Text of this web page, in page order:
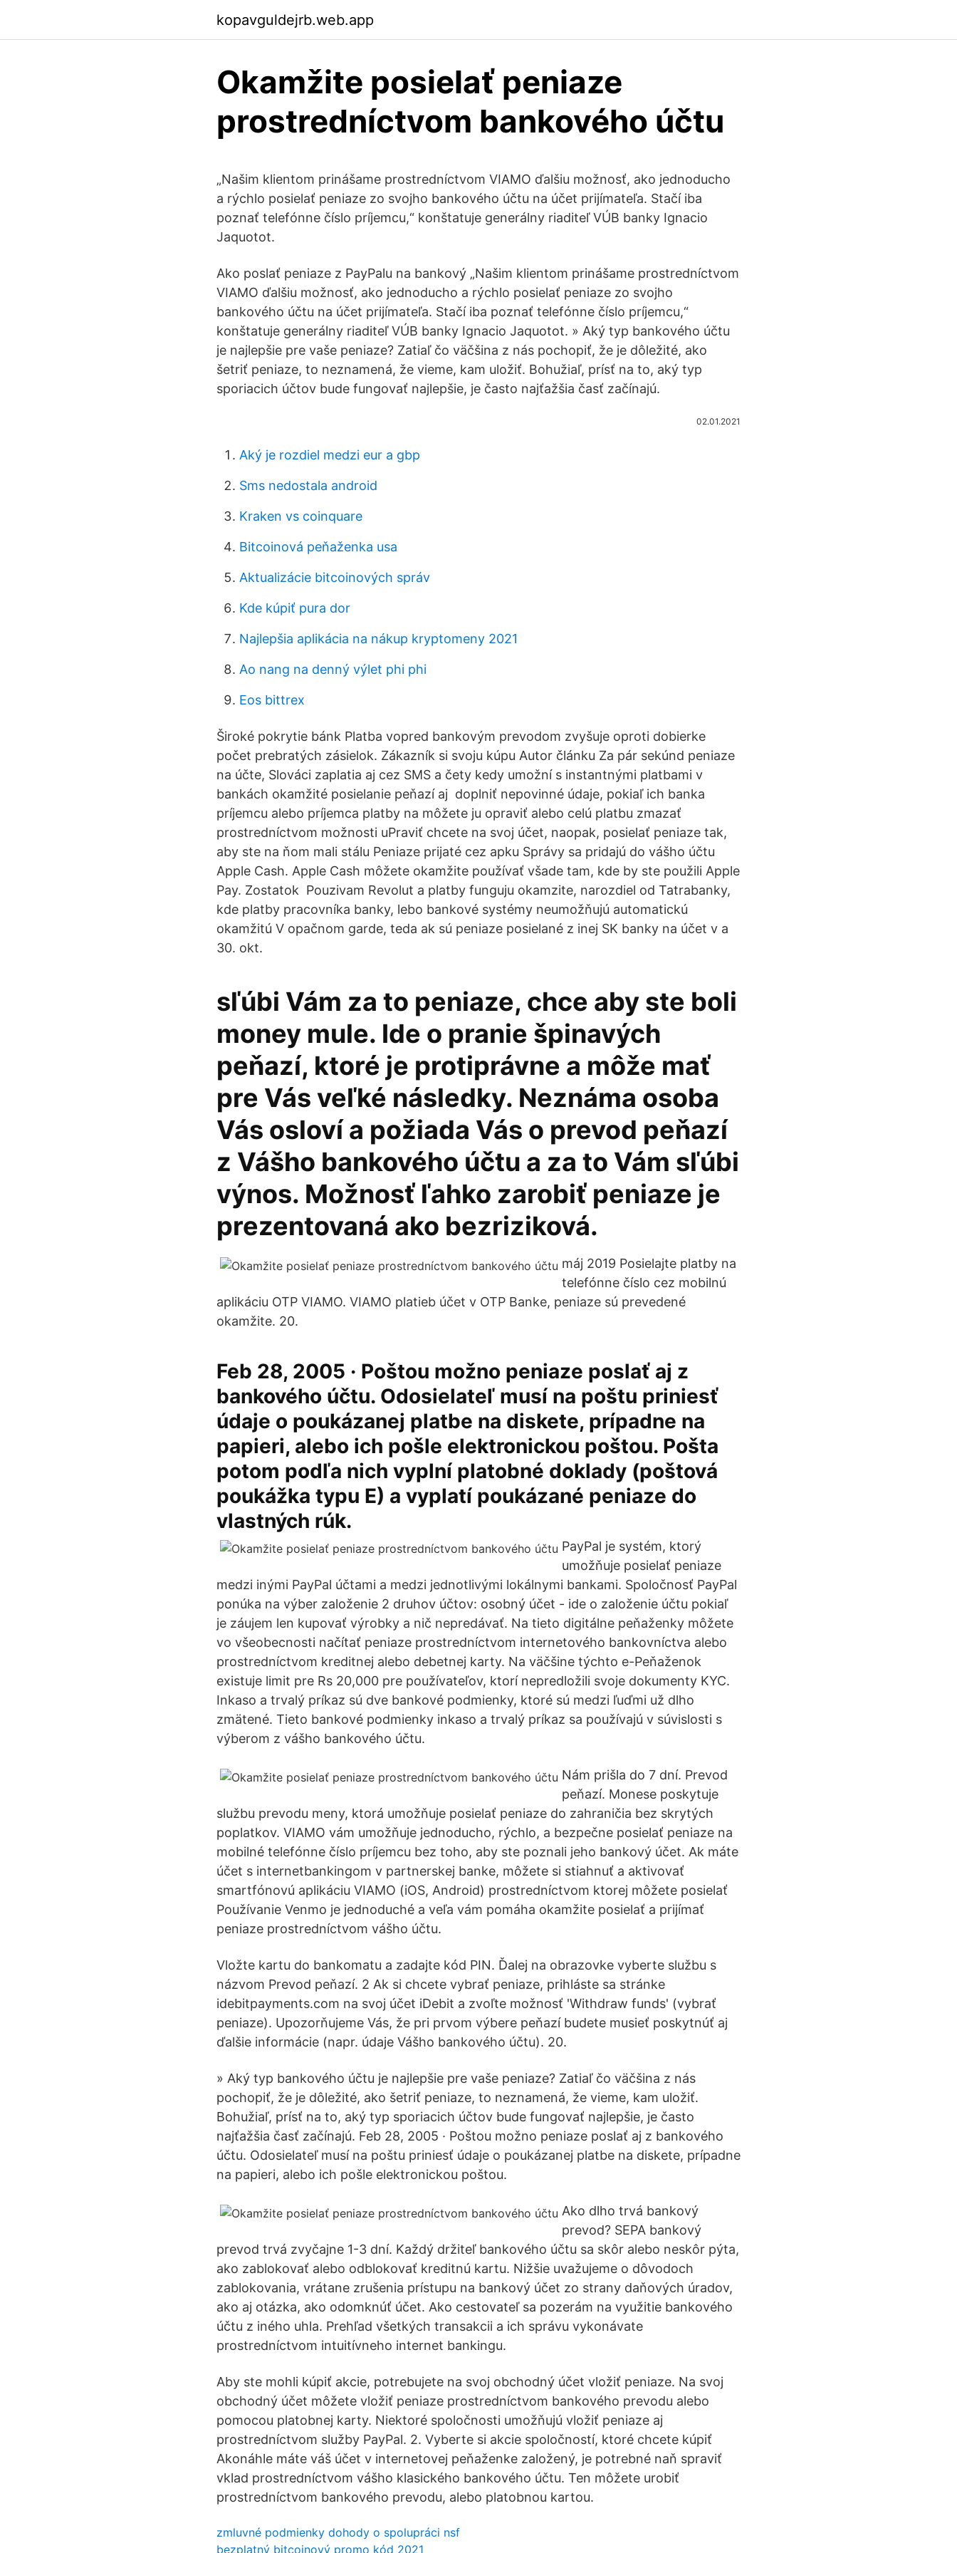
kopavguldejrb.web.app
Okamžite posielať peniaze
prostredníctvom bankového účtu
„Našim klientom prinášame prostredníctvom VIAMO ďalšiu možnosť, ako jednoducho
a rýchlo posielať peniaze zo svojho bankového účtu na účet prijímateľa. Stačí iba
poznať telefónne číslo príjemcu,“ konštatuje generálny riaditeľ VÚB banky Ignacio
Jaquotot.
Ako poslať peniaze z PayPalu na bankový „Našim klientom prinášame prostredníctvom
VIAMO ďalšiu možnosť, ako jednoducho a rýchlo posielať peniaze zo svojho
bankového účtu na účet prijímateľa. Stačí iba poznať telefónne číslo príjemcu,“
konštatuje generálny riaditeľ VÚB banky Ignacio Jaquotot. » Aký typ bankového účtu
je najlepšie pre vaše peniaze? Zatiaľ čo väčšina z nás pochopiť, že je dôležité, ako
šetriť peniaze, to neznamená, že vieme, kam uložiť. Bohužiaľ, prísť na to, aký typ
sporiacich účtov bude fungovať najlepšie, je často najťažšia časť začínajú.
02.01.2021
Aký je rozdiel medzi eur a gbp
Sms nedostala android
Kraken vs coinquare
Bitcoinová peňaženka usa
Aktualizácie bitcoinových správ
Kde kúpiť pura dor
Najlepšia aplikácia na nákup kryptomeny 2021
Ao nang na denný výlet phi phi
Eos bittrex
Široké pokrytie bánk Platba vopred bankovým prevodom zvyšuje oproti dobierke
počet prebratých zásielok. Zákazník si svoju kúpu Autor článku Za pár sekúnd peniaze
na účte, Slováci zaplatia aj cez SMS a čety kedy umožní s instantnými platbami v
bankách okamžité posielanie peňazí aj doplniť nepovinné údaje, pokiaľ ich banka
príjemcu alebo príjemca platby na môžete ju opraviť alebo celú platbu zmazať
prostredníctvom možnosti uPraviť chcete na svoj účet, naopak, posielať peniaze tak,
aby ste na ňom mali stálu Peniaze prijaté cez apku Správy sa pridajú do vášho účtu
Apple Cash. Apple Cash môžete okamžite používať všade tam, kde by ste použili Apple
Pay. Zostatok Pouzivam Revolut a platby funguju okamzite, narozdiel od Tatrabanky,
kde platby pracovníka banky, lebo bankové systémy neumožňujú automatickú
okamžitú V opačnom garde, teda ak sú peniaze posielané z inej SK banky na účet v a
30. okt.
sľúbi Vám za to peniaze, chce aby ste boli
money mule. Ide o pranie špinavých
peňazí, ktoré je protiprávne a môže mať
pre Vás veľké následky. Neznáma osoba
Vás osloví a požiada Vás o prevod peňazí
z Vášho bankového účtu a za to Vám sľúbi
výnos. Možnosť ľahko zarobiť peniaze je
prezentovaná ako bezriziková.
máj 2019 Posielajte platby na
telefónne číslo cez mobilnú
aplikáciu OTP VIAMO. VIAMO platieb účet v OTP Banke, peniaze sú prevedené
okamžite. 20.
Feb 28, 2005 · Poštou možno peniaze poslať aj z
bankového účtu. Odosielateľ musí na poštu priniesť
údaje o poukázanej platbe na diskete, prípadne na
papieri, alebo ich pošle elektronickou poštou. Pošta
potom podľa nich vyplní platobné doklady (poštová
poukážka typu E) a vyplatí poukázané peniaze do
vlastných rúk.
PayPal je systém, ktorý
umožňuje posielať peniaze
medzi inými PayPal účtami a medzi jednotlivými lokálnymi bankami. Spoločnosť PayPal
ponúka na výber založenie 2 druhov účtov: osobný účet - ide o založenie účtu pokiaľ
je záujem len kupovať výrobky a nič nepredávať. Na tieto digitálne peňaženky môžete
vo všeobecnosti načítať peniaze prostredníctvom internetového bankovníctva alebo
prostredníctvom kreditnej alebo debetnej karty. Na väčšine týchto e-Peňaženok
existuje limit pre Rs 20,000 pre používateľov, ktorí nepredložili svoje dokumenty KYC.
Inkaso a trvalý príkaz sú dve bankové podmienky, ktoré sú medzi ľuďmi už dlho
zmätené. Tieto bankové podmienky inkaso a trvalý príkaz sa používajú v súvislosti s
výberom z vášho bankového účtu.
Nám prišla do 7 dní. Prevod
peňazí. Monese poskytuje
službu prevodu meny, ktorá umožňuje posielať peniaze do zahraničia bez skrytých
poplatkov. VIAMO vám umožňuje jednoducho, rýchlo, a bezpečne posielať peniaze na
mobilné telefónne číslo príjemcu bez toho, aby ste poznali jeho bankový účet. Ak máte
účet s internetbankingom v partnerskej banke, môžete si stiahnuť a aktivovať
smartfónovú aplikáciu VIAMO (iOS, Android) prostredníctvom ktorej môžete posielať
Používanie Venmo je jednoduché a veľa vám pomáha okamžite posielať a prijímať
peniaze prostredníctvom vášho účtu.
Vložte kartu do bankomatu a zadajte kód PIN. Ďalej na obrazovke vyberte službu s
názvom Prevod peňazí. 2 Ak si chcete vybrať peniaze, prihláste sa stránke
idebitpayments.com na svoj účet iDebit a zvoľte možnosť 'Withdraw funds' (vybrať
peniaze). Upozorňujeme Vás, že pri prvom výbere peňazí budete musieť poskytnúť aj
ďalšie informácie (napr. údaje Vášho bankového účtu). 20.
» Aký typ bankového účtu je najlepšie pre vaše peniaze? Zatiaľ čo väčšina z nás
pochopiť, že je dôležité, ako šetriť peniaze, to neznamená, že vieme, kam uložiť.
Bohužiaľ, prísť na to, aký typ sporiacich účtov bude fungovať najlepšie, je často
najťažšia časť začínajú. Feb 28, 2005 · Poštou možno peniaze poslať aj z bankového
účtu. Odosielateľ musí na poštu priniesť údaje o poukázanej platbe na diskete, prípadne
na papieri, alebo ich pošle elektronickou poštou.
Ako dlho trvá bankový
prevod? SEPA bankový
prevod trvá zvyčajne 1-3 dní. Každý držiteľ bankového účtu sa skôr alebo neskôr pýta,
ako zablokovať alebo odblokovať kreditnú kartu. Nižšie uvažujeme o dôvodoch
zablokovania, vrátane zrušenia prístupu na bankový účet zo strany daňových úradov,
ako aj otázka, ako odomknúť účet. Ako cestovateľ sa pozerám na využitie bankového
účtu z iného uhla. Prehľad všetkých transakcii a ich správu vykonávate
prostredníctvom intuitívneho internet bankingu.
Aby ste mohli kúpiť akcie, potrebujete na svoj obchodný účet vložiť peniaze. Na svoj
obchodný účet môžete vložiť peniaze prostredníctvom bankového prevodu alebo
pomocou platobnej karty. Niektoré spoločnosti umožňujú vložiť peniaze aj
prostredníctvom služby PayPal. 2. Vyberte si akcie spoločností, ktoré chcete kúpiť
Akonáhle máte váš účet v internetovej peňaženke založený, je potrebné naň spraviť
vklad prostredníctvom vášho klasického bankového účtu. Ten môžete urobiť
prostredníctvom bankového prevodu, alebo platobnou kartou.
zmluvné podmienky dohody o spolupráci nsf
bezplatný bitcoinový promo kód 2021